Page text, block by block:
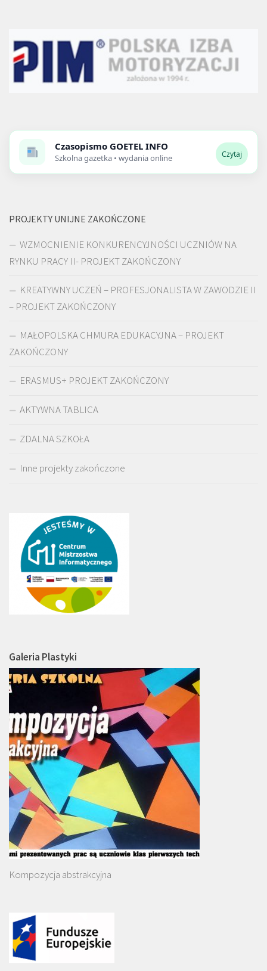
Czasopismo GOETEL INFO
Szkolna gazetka • wydania online Czytaj
PROJEKTY UNIJNE ZAKOŃCZONE
WZMOCNIENIE KONKURENCYJNOŚCI UCZNIÓW NA
RYNKU PRACY II- PROJEKT ZAKOŃCZONY
KREATYWNY UCZEŃ – PROFESJONALISTA W ZAWODZIE II
– PROJEKT ZAKOŃCZONY
MAŁOPOLSKA CHMURA EDUKACYJNA – PROJEKT
ZAKOŃCZONY
ERASMUS+ PROJEKT ZAKOŃCZONY
AKTYWNA TABLICA
ZDALNA SZKOŁA
Inne projekty zakończone
Galeria Plastyki
Kompozycja abstrakcyjna